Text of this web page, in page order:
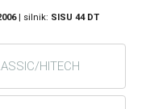
| silnik: SISU 44 DT
HITECH